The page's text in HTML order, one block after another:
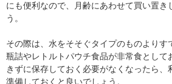
にも便利なので、月齢にあわせて買い置き
う。
その際は、水をそそぐタイプのものよりす
瓶詰やレトルトパウチ食品が非常食として
きずに保存しておく必要がなくなったら、
準備しておくと良いでしょう。